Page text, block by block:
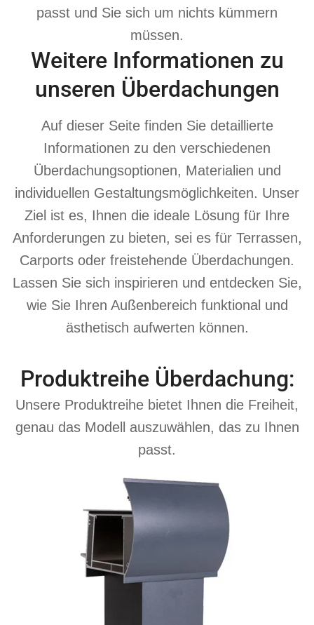
passt und Sie sich um nichts kümmern
müssen.
Weitere Informationen zu
unseren Überdachungen
Auf dieser Seite finden Sie detaillierte
Informationen zu den verschiedenen
Überdachungsoptionen, Materialien und
individuellen Gestaltungsmöglichkeiten. Unser
Ziel ist es, Ihnen die ideale Lösung für Ihre
Anforderungen zu bieten, sei es für Terrassen,
Carports oder freistehende Überdachungen.
Lassen Sie sich inspirieren und entdecken Sie,
wie Sie Ihren Außenbereich funktional und
ästhetisch aufwerten können.
Produktreihe Überdachung:
Unsere Produktreihe bietet Ihnen die Freiheit,
genau das Modell auszuwählen, das zu Ihnen
passt.